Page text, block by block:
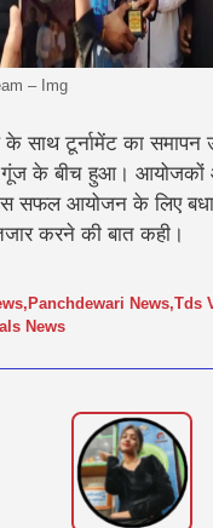
– Img
साथ टूर्नामेंट का समापन
गूंज के बीच हुआ। आयोजकों
इस सफल आयोजन के लिए
करने की बात कही।
, Panchdewari News,Tds
News